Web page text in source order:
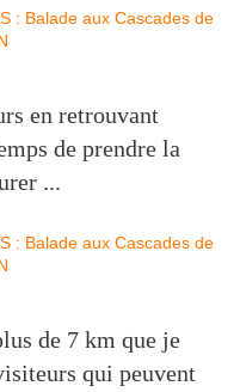
en retrouvant
de prendre la
...
de 7 km que je
qui peuvent